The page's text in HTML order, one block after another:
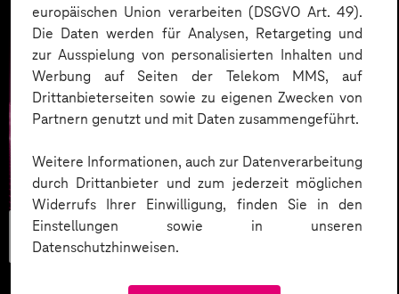
europäischen Union verarbeiten (DSGVO Art. 49).
Die Daten werden für Analysen, Retargeting und
zur Ausspielung von personalisierten Inhalten und
Werbung auf Seiten der Telekom MMS, auf
Drittanbieterseiten sowie zu eigenen Zwecken von
Partnern genutzt und mit Daten zusammengeführt.
Weitere Informationen, auch zur Datenverarbeitung
durch Drittanbieter und zum jederzeit möglichen
Widerrufs Ihrer Einwilligung, finden Sie in den
Einstellungen sowie in unseren
Datenschutzhinweisen.
Workplace &
Mindset